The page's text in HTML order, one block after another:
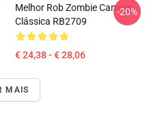
Melhor Rob Zombie Camisa
Clássica RB2709
€ 24,38 - € 28,06
-20%
MAIS